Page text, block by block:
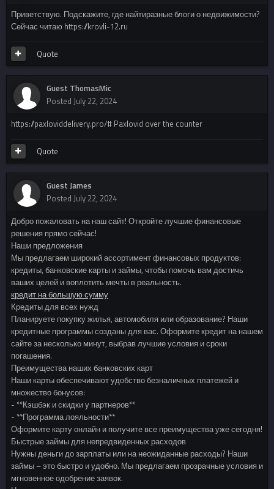
Приветствую. Подскажите, где найтиразные блоги о недвижимости?
Сейчас читаю https://krovli-12.ru
Quote
Guest ThomasMic
Posted July 22, 2024
https://paxloviddelivery.pro/# Paxlovid over the counter
Quote
Guest James
Posted July 22, 2024
Добро пожаловать на наш сайт! Откройте лучшие финансовые
решения прямо сейчас!
Наши предложения
Мы предлагаем широкий ассортимент финансовых продуктов:
кредиты, банковские карты и займы, чтобы помочь вам достичь
ваших целей и воплотить мечты в реальность.
кредит на большую сумму
Кредиты для всех нужд
Планируете покупку жилья, автомобиля или образование? Наши
кредитные программы созданы для вас. Оформите кредит на нашем
сайте за несколько минут, выбрав лучшие условия и сроки
погашения.
Преимущества наших банковских карт
Наши карты обеспечивают удобство безналичных платежей и
множество бонусов:
- **Кэшбэк и скидки у партнеров**
- **Программа лояльности**
Оформите карту онлайн и получите все преимущества уже сегодня!
Быстрые займы для непредвиденных расходов
Нужны деньги до зарплаты или на неожиданные расходы? Наши
займы – это быстро и удобно. Мы предлагаем прозрачные условия и
мгновенное одобрение заявок.